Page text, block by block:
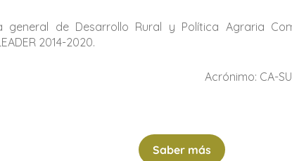
general de Desarrollo Rural y Política Agraria
2014-2020.
SUR 14 – 20
Saber más